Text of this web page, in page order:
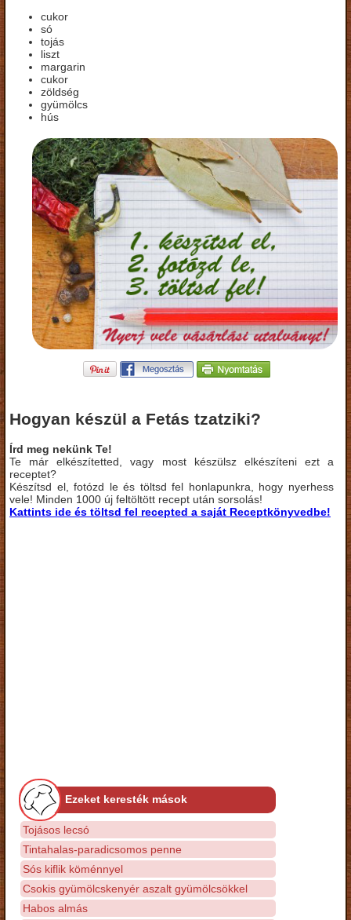
cukor
só
tojás
liszt
margarin
cukor
zöldség
gyümölcs
hús
Hogyan készül a Fetás tzatziki?
Írd meg nekünk Te!
Te már elkészítetted, vagy most készülsz elkészíteni ezt a
receptet?
Készítsd el, fotózd le és töltsd fel honlapunkra, hogy nyerhess
vele! Minden 1000 új feltöltött recept után sorsolás!
Kattints ide és töltsd fel recepted a saját Receptkönyvedbe!
Ezeket keresték mások
Tojásos lecsó
Tintahalas-paradicsomos penne
Sós kiflik köménnyel
Csokis gyümölcskenyér aszalt gyümölcsökkel
Habos almás